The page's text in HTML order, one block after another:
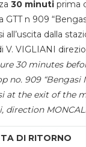
30 minuti prima
GTT n 909
all’uscita dalla
V. VIGLIANI
30 minutes
no. 909 “Bengasi
at the exit of the
direction
DI RITORNO